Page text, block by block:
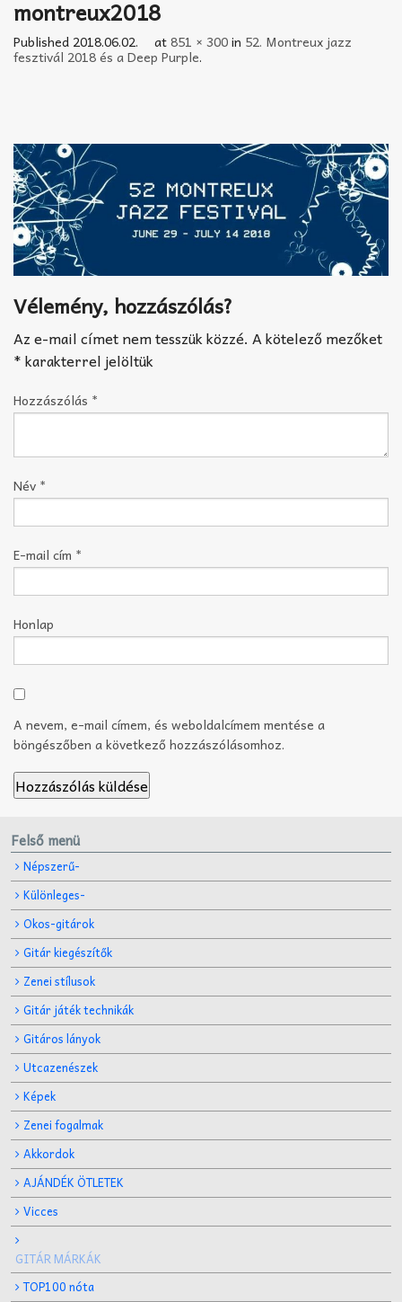
Zeneiskolák
Zeneszerzés alapjai
Improvizáció
montreux2018
Published 2018.06.02. at851 × 300in 52. Montreux jazz
fesztivál 2018 és a Deep Purple.
Vélemény, hozzászólás?
Az e-mail címet nem tesszük közzé. A kötelező mezőket
*karakterrel jelöltük
Hozzászólás *
Név *
E-mail cím *
Honlap
A nevem, e-mail címem, és weboldalcímem mentése a
böngészőben a következő hozzászólásomhoz.
Felső menü
Népszerű-
Különleges-
Okos-gitárok
Gitár kiegészítők
Zenei stílusok
Gitár játék technikák
Gitáros lányok
Utcazenészek
Képek
Zenei fogalmak
Akkordok
AJÁNDÉK ÖTLETEK
Vicces
GITÁR MÁRKÁK
TOP100 nóta